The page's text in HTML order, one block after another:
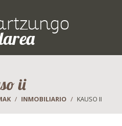
ii
INMOBILIARIO KAUSO II